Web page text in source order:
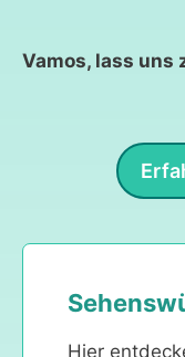
Vamos, lass uns
Hier